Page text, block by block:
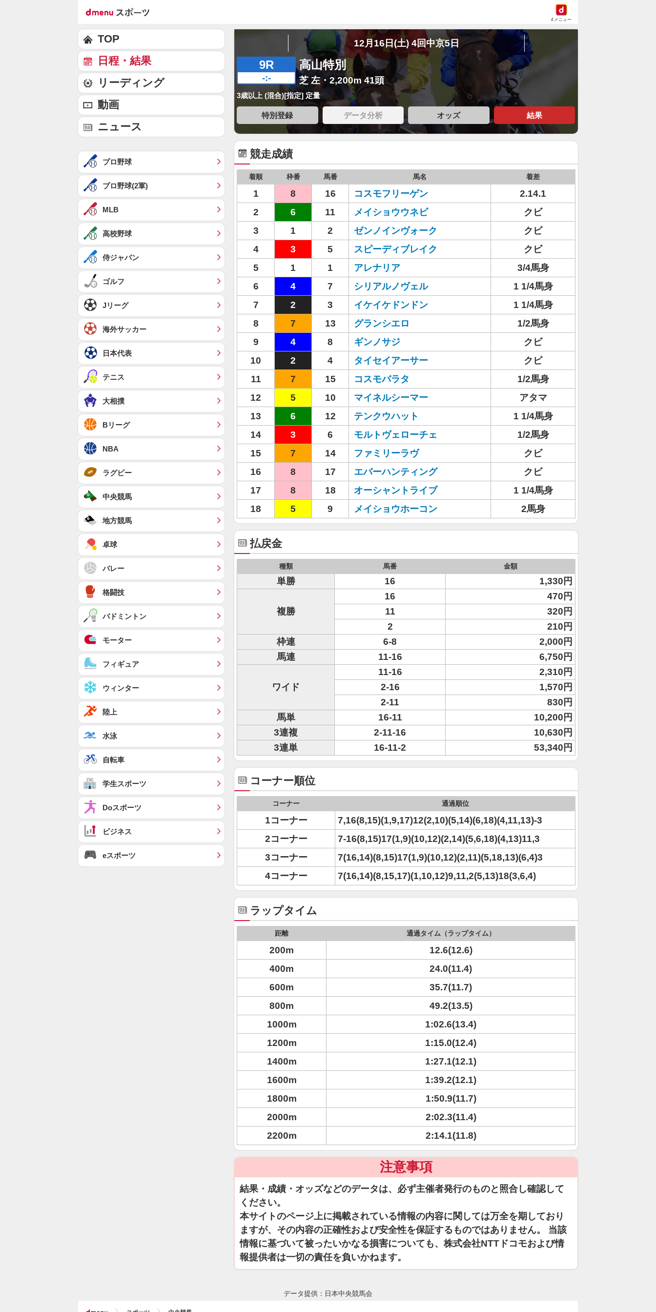
dメニュー
12月16日(土) 4回中京5日
9R
-:-
高山特別
芝 左・2,200m 41頭
3歳以上 (混合)[指定] 定量
特別登録 データ分析 オッズ 結果
競走成績
着順 枠番 馬番 馬名 着差
1 8 16 コスモフリーゲン
2.14.1
2
6 11 メイショウウネビ
クビ
3
1 2 ゼンノインヴォーク
クビ
4
3 5 スピーディブレイク
クビ
5
1 1 アレナリア
3/4馬身
6
4 7 シリアルノヴェル
1 1/4馬身
7
2 3 イケイケドンドン
1 1/4馬身
8
7 13 グランシエロ
1/2馬身
9
4 8 ギンノサジ
クビ
10
2 4 タイセイアーサー
クビ
11
7 15 コスモバラタ
1/2馬身
12
5 10 マイネルシーマー
アタマ
13
6 12 テンクウハット
1 1/4馬身
14
3 6 モルトヴェローチェ
1/2馬身
15
7 14 ファミリーラヴ
クビ
16
8 17 エバーハンティング
クビ
17
8 18 オーシャントライブ
1 1/4馬身
18
5 9 メイショウホーコン 2馬身
払戻金
種類 馬番 金額
単勝 16 1,330円
複勝
16
470円
11
320円
2
210円
枠連
6-8
2,000円
馬連
11-16 6,750円
ワイド
11-16
2,310円
2-16
1,570円
2-11
830円
馬単
16-11
10,200円
3連複
2-11-16
10,630円
3連単
16-11-2 53,340円
コーナー順位
コーナー 通過順位
1コーナー
7,16(8,15)(1,9,17)12(2,10)(5,14)(6,18)(4,11,13)-3
2コーナー
7-16(8,15)17(1,9)(10,12)(2,14)(5,6,18)(4,13)11,3
3コーナー
7(16,14)(8,15)17(1,9)(10,12)(2,11)(5,18,13)(6,4)3
4コーナー
7(16,14)(8,15,17)(1,10,12)9,11,2(5,13)18(3,6,4)
ラップタイム
距離 通過タイム（ラップタイム）
200m
12.6(12.6)
400m
24.0(11.4)
600m
35.7(11.7)
800m
49.2(13.5)
1000m
1:02.6(13.4)
1200m
1:15.0(12.4)
1400m
1:27.1(12.1)
1600m
1:39.2(12.1)
1800m
1:50.9(11.7)
2000m
2:02.3(11.4)
2200m
2:14.1(11.8)
注意事項
結果・成績・オッズなどのデータは、必ず主催者発行のものと照合し確認して
ください。
本サイトのページ上に掲載されている情報の内容に関しては万全を期しており
ますが、その内容の正確性および安全性を保証するものではありません。 当該
情報に基づいて被ったいかなる損害についても、株式会社NTTドコモおよび情
報提供者は一切の責任を負いかねます。
TOP
日程・結果
リーディング
動画
ニュース
プロ野球
プロ野球(2軍)
MLB
高校野球
侍ジャパン
ゴルフ
Jリーグ
海外サッカー
日本代表
テニス
大相撲
Bリーグ
NBA
ラグビー
中央競馬
地方競馬
卓球
バレー
格闘技
バドミントン
モーター
フィギュア
ウィンター
陸上
水泳
自転車
学生スポーツ
Doスポーツ
ビジネス
eスポーツ
データ提供：日本中央競馬会